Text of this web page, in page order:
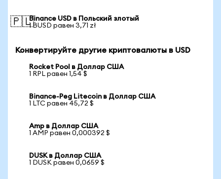
🇵🇱Binance USD в Польский злотый
1 BUSD равен 3,71 zł
Конвертируйте другие криптовалюты в USD
Rocket Pool в Доллар США
1 RPL равен 1,54 $
Binance-Peg Litecoin в Доллар США
1 LTC равен 45,72 $
Amp в Доллар США
1 AMP равен 0,000392 $
DUSK в Доллар США
1 DUSK равен 0,0659 $